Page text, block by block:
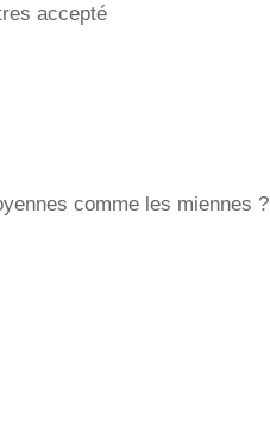
accepté
comme les miennes ?